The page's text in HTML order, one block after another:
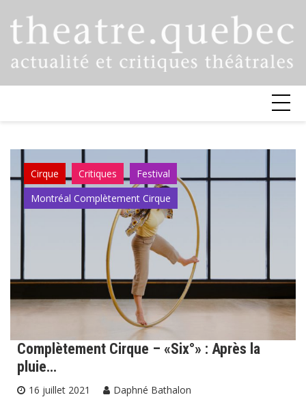
Cirque Critiques
Festival
Montréal Complètement Cirque
Complètement Cirque – «Six°» : Après la
pluie…
16 juillet 2021
Daphné Bathalon